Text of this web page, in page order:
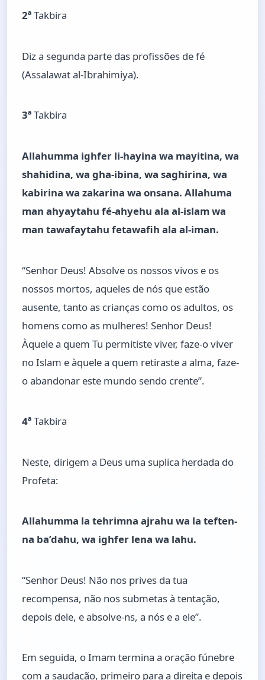
2ªTakbira
Diz a segunda parte das profissões de fé
(Assalawat al-Ibrahimiya).
3ªTakbira
Allahumma ighfer li-hayina wa mayitina, wa
shahidina, wa gha-ibina, wa saghirina, wa
kabirina wa zakarina wa onsana. Allahuma
man ahyaytahu fé-ahyehu ala al-islam wa
man tawafaytahu fetawafih ala al-iman.
“Senhor Deus! Absolve os nossos vivos e os
nossos mortos, aqueles de nós que estão
ausente, tanto as crianças como os adultos, os
homens como as mulheres! Senhor Deus!
Àquele a quem Tu permitiste viver, faze-o viver
no Islam e àquele a quem retiraste a alma, faze-
o abandonar este mundo sendo crente”.
4ªTakbira
Neste, dirigem a Deus uma suplica herdada do
Profeta:
Allahumma la tehrimna ajrahu wa la teften-
na ba’dahu, wa ighfer lena wa lahu.
“Senhor Deus! Não nos prives da tua
recompensa, não nos submetas à tentação,
depois dele, e absolve-ns, a nós e a ele”.
Em seguida, o Imam termina a oração fúnebre
com a saudação, primeiro para a direita e depois